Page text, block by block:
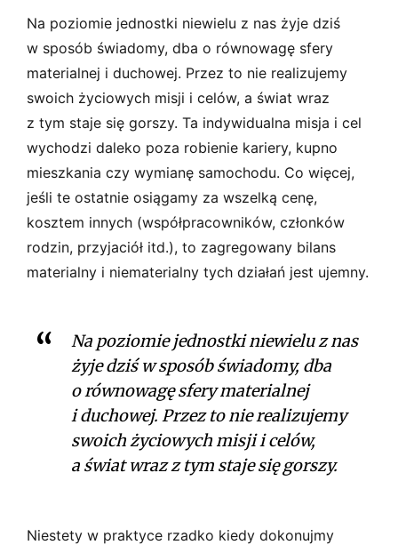
Na poziomie jednostki niewielu z nas żyje dziś
w sposób świadomy, dba o równowagę sfery
materialnej i duchowej. Przez to nie realizujemy
swoich życiowych misji i celów, a świat wraz
z tym staje się gorszy. Ta indywidualna misja i cel
wychodzi daleko poza robienie kariery, kupno
mieszkania czy wymianę samochodu. Co więcej,
jeśli te ostatnie osiągamy za wszelką cenę,
kosztem innych (współpracowników, członków
rodzin, przyjaciół itd.), to zagregowany bilans
materialny i niematerialny tych działań jest ujemny.
Na poziomie jednostki niewielu z nas
żyje dziś w sposób świadomy, dba
o równowagę sfery materialnej
i duchowej. Przez to nie realizujemy
swoich życiowych misji i celów,
a świat wraz z tym staje się gorszy.
Niestety w praktyce rzadko kiedy dokonujmy